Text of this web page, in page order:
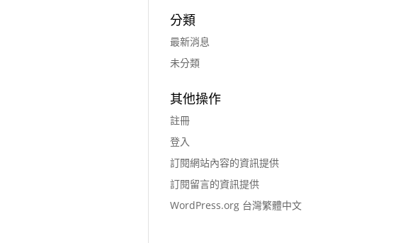
分類
最新消息
未分類
其他操作
註冊
登入
訂閱網站內容的資訊提供
訂閱留言的資訊提供
WordPress.org 台灣繁體中文